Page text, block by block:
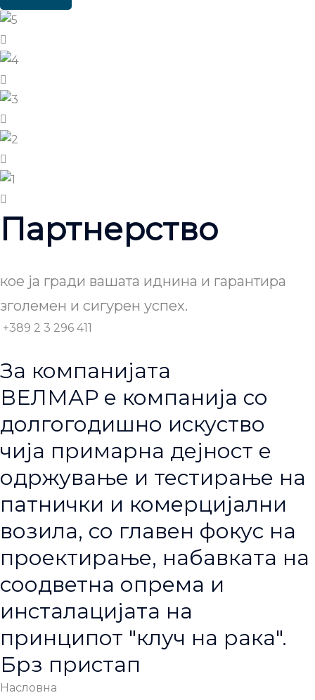
Партнерство
кое ја гради вашата иднина и гарантира
зголемен и сигурен успех.
+389 2 3 296 411
За компанијата
ВЕЛМАР е компанија со
долгогодишно искуство
чија примарна дејност е
одржување и тестирање на
патнички и комерцијални
возила, со главен фокус на
проектирање, набавката на
соодветна опрема и
инсталацијата на
принципот "клуч на рака".
Брз пристап
Насловна